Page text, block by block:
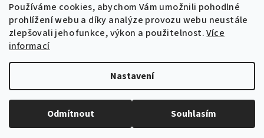
Používáme cookies, abychom Vám umožnili pohodlné
prohlížení webu a díky analýze provozu webu neustále
zlepšovali jeho funkce, výkon a použitelnost.Více
informací
Nastavení
Odmítnout Souhlasím
Copyright 2026Dermalife
. Všechna práva vyhrazena.